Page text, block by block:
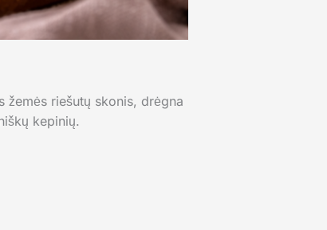
riešutų skonis, drėgna
kepinių.